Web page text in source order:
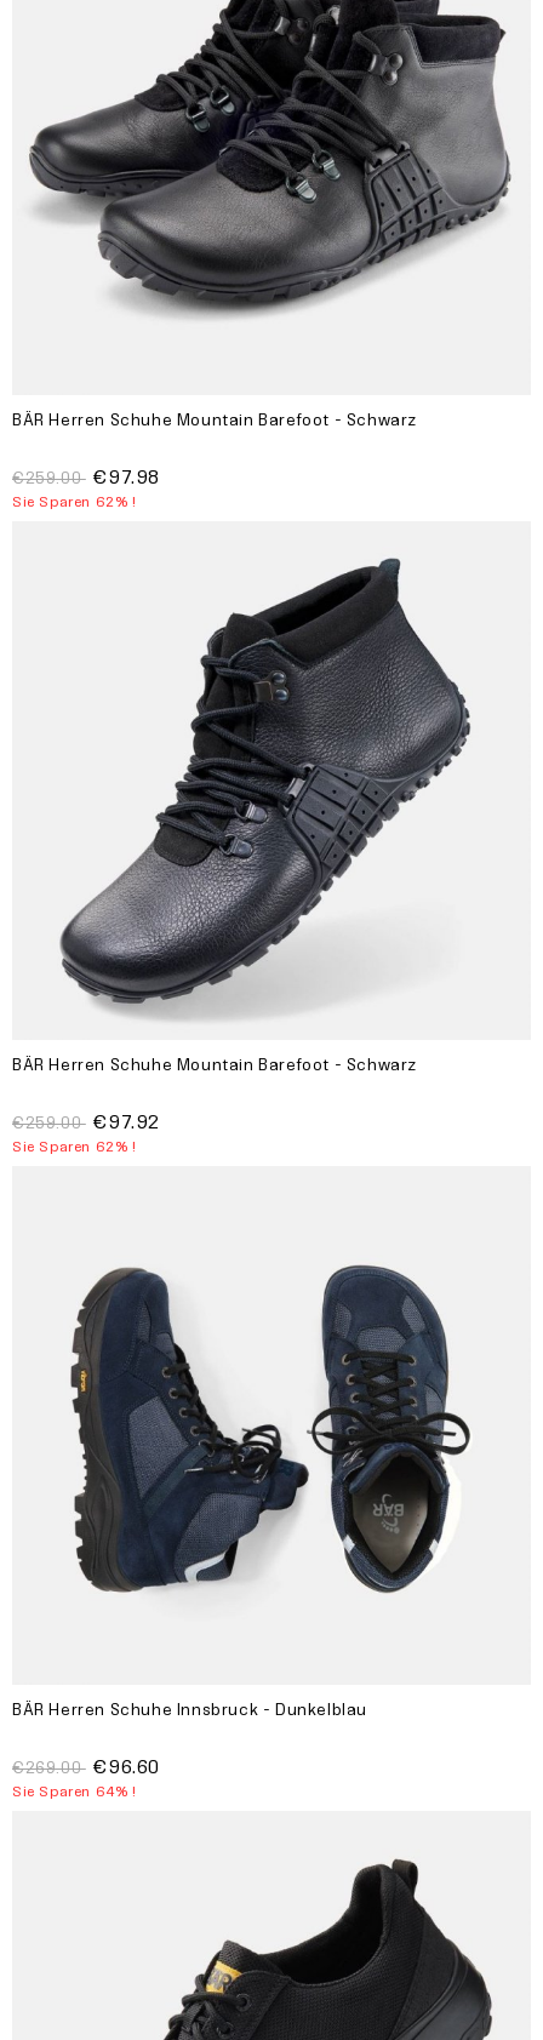
BÄR Herren Schuhe Mountain Barefoot - Schwarz
€259.00 €97.98
Sie Sparen 62% !
BÄR Herren Schuhe Mountain Barefoot - Schwarz
€259.00 €97.92
Sie Sparen 62% !
BÄR Herren Schuhe Innsbruck - Dunkelblau
€269.00 €96.60
Sie Sparen 64% !